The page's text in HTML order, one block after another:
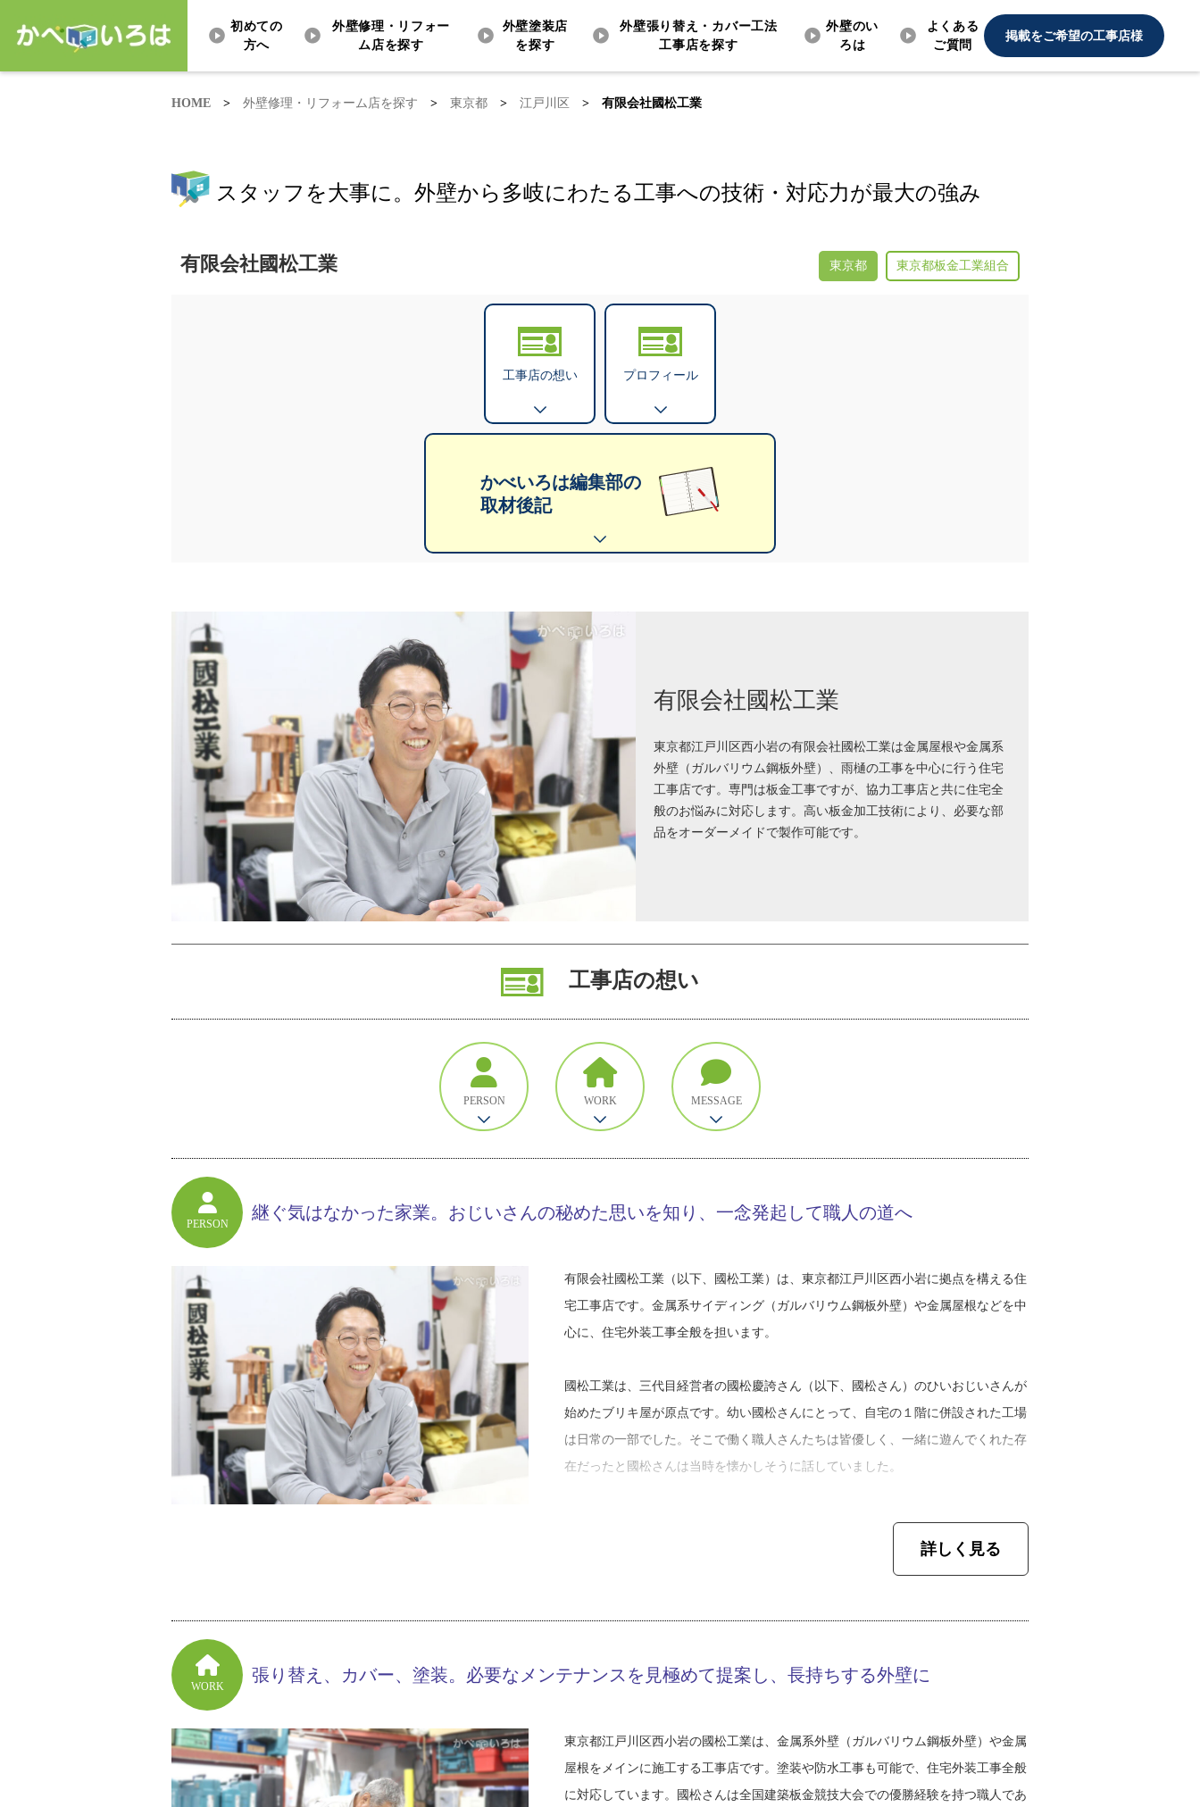
初めての
方へ
外壁修理・リフォー
ム店を探す
外壁塗装店
を探す
外壁張り替え・カバー工法
工事店を探す
外壁のい
ろは
よくある
ご質問
掲載をご希望の工事店様
HOME > 外壁修理・リフォーム店を探す > 東京都 > 江戸川区 > 有限会社國松工業
スタッフを大事に。外壁から多岐にわたる工事への技術・対応力が最大の強み
有限会社國松工業 東京都 東京都板金工業組合
工事店の想い プロフィール
かべいろは編集部の
取材後記
有限会社國松工業
東京都江戸川区西小岩の有限会社國松工業は金属屋根や金属系
外壁（ガルバリウム鋼板外壁）、雨樋の工事を中心に行う住宅
工事店です。専門は板金工事ですが、協力工事店と共に住宅全
般のお悩みに対応します。高い板金加工技術により、必要な部
品をオーダーメイドで製作可能です。
工事店の想い
PERSON WORK MESSAGE
PERSON
継ぐ気はなかった家業。おじいさんの秘めた思いを知り、一念発起して職人の道へ
有限会社國松工業（以下、國松工業）は、東京都江戸川区西小岩に拠点を構える住
宅工事店です。金属系サイディング（ガルバリウム鋼板外壁）や金属屋根などを中
心に、住宅外装工事全般を担います。
國松工業は、三代目経営者の國松慶誇さん（以下、國松さん）のひいおじいさんが
始めたブリキ屋が原点です。幼い國松さんにとって、自宅の１階に併設された工場
は日常の一部でした。そこで働く職人さんたちは皆優しく、一緒に遊んでくれた存
在だったと國松さんは当時を懐かしそうに話していました。
國松さんは、おじいさんから「板金屋は継がなくていい」と明言されていて、家業
への関心は薄かったといいます。そして公園づくりをしてみたいという憧れから短
大の土木工学科に進学。卒業後は造園業に就職し、公園の管理業務に従事しまし
「じいちゃんは本当は会社を残したいんじゃないかって話になったんです。無理に
た。でも僕、手伝った経験なんて全然なくて、本当にゼロから始めることになっ
て。板金屋は想像以上に大変な仕事でした」
詳しく見る
WORK
張り替え、カバー、塗装。必要なメンテナンスを見極めて提案し、長持ちする外壁に
東京都江戸川区西小岩の國松工業は、金属系外壁（ガルバリウム鋼板外壁）や金属
屋根をメインに施工する工事店です。塗装や防水工事も可能で、住宅外装工事全般
に対応しています。國松さんは全国建築板金競技大会での優勝経験を持つ職人であ